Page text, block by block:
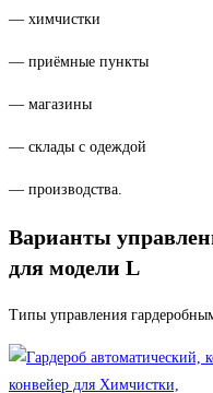
— химчистки
— приёмные пункты
— магазины
— склады с одеждой
— производства.
Варианты
для модели L
Типы управления